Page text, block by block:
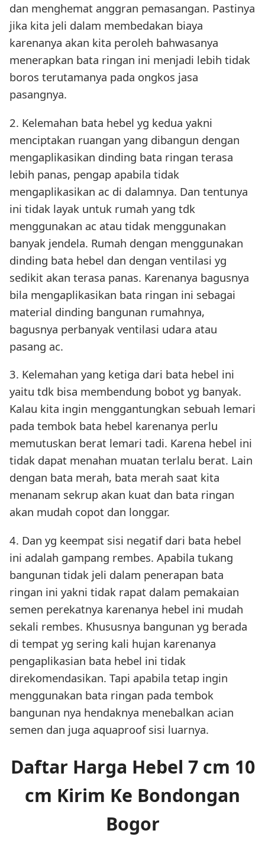
dan menghemat anggran pemasangan. Pastinya
jika kita jeli dalam membedakan biaya
karenanya akan kita peroleh bahwasanya
menerapkan bata ringan ini menjadi lebih tidak
boros terutamanya pada ongkos jasa
pasangnya.
2. Kelemahan bata hebel yg kedua yakni
menciptakan ruangan yang dibangun dengan
mengaplikasikan dinding bata ringan terasa
lebih panas, pengap apabila tidak
mengaplikasikan ac di dalamnya. Dan tentunya
ini tidak layak untuk rumah yang tdk
menggunakan ac atau tidak menggunakan
banyak jendela. Rumah dengan menggunakan
dinding bata hebel dan dengan ventilasi yg
sedikit akan terasa panas. Karenanya bagusnya
bila mengaplikasikan bata ringan ini sebagai
material dinding bangunan rumahnya,
bagusnya perbanyak ventilasi udara atau
pasang ac.
3. Kelemahan yang ketiga dari bata hebel ini
yaitu tdk bisa membendung bobot yg banyak.
Kalau kita ingin menggantungkan sebuah lemari
pada tembok bata hebel karenanya perlu
memutuskan berat lemari tadi. Karena hebel ini
tidak dapat menahan muatan terlalu berat. Lain
dengan bata merah, bata merah saat kita
menanam sekrup akan kuat dan bata ringan
akan mudah copot dan longgar.
4. Dan yg keempat sisi negatif dari bata hebel
ini adalah gampang rembes. Apabila tukang
bangunan tidak jeli dalam penerapan bata
ringan ini yakni tidak rapat dalam pemakaian
semen perekatnya karenanya hebel ini mudah
sekali rembes. Khususnya bangunan yg berada
di tempat yg sering kali hujan karenanya
pengaplikasian bata hebel ini tidak
direkomendasikan. Tapi apabila tetap ingin
menggunakan bata ringan pada tembok
bangunan nya hendaknya menebalkan acian
semen dan juga aquaproof sisi luarnya.
Daftar Harga Hebel 7 cm 10
cm Kirim Ke Bondongan
Bogor